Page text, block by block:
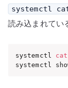
systemctl
読み込まれてい
systemctl cat
systemctl